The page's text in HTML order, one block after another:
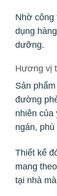
Nhờ công
dụng
dưỡng.
Hương vị
Sản
đường
nhiên của
ngán,
Thiết kế
mang
tại nhà